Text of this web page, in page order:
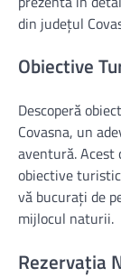
din județul
Obiective
Descoperă
Covasna, un
aventură.
obiective
vă bucurați de
mijlocul naturii.
Rezervația